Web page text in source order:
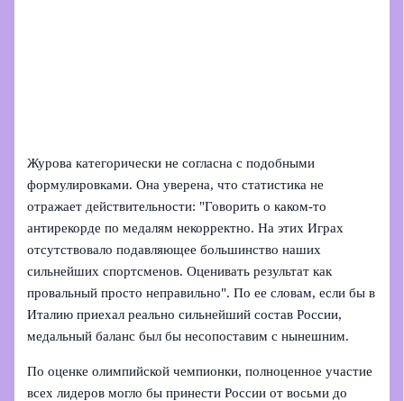
Журова категорически не согласна с подобными
формулировками. Она уверена, что статистика не
отражает действительности: "Говорить о каком‑то
антирекорде по медалям некорректно. На этих Играх
отсутствовало подавляющее большинство наших
сильнейших спортсменов. Оценивать результат как
провальный просто неправильно". По ее словам, если бы в
Италию приехал реально сильнейший состав России,
медальный баланс был бы несопоставим с нынешним.
По оценке олимпийской чемпионки, полноценное участие
всех лидеров могло бы принести России от восьми до